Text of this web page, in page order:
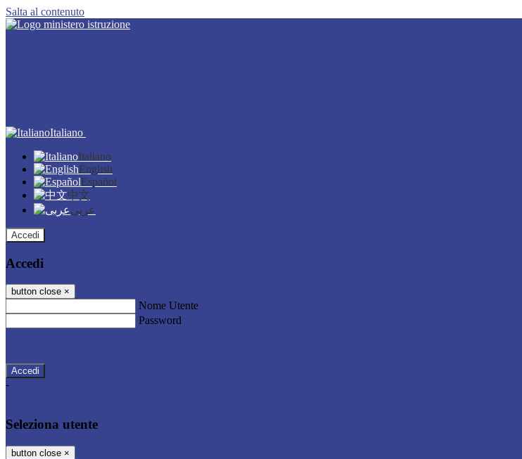
Salta al contenuto
Italiano
Italiano
English
Español
中文
عربى
Accedi
Accedi
button close ×
Nome Utente
Password
-
Seleziona utente
button close ×